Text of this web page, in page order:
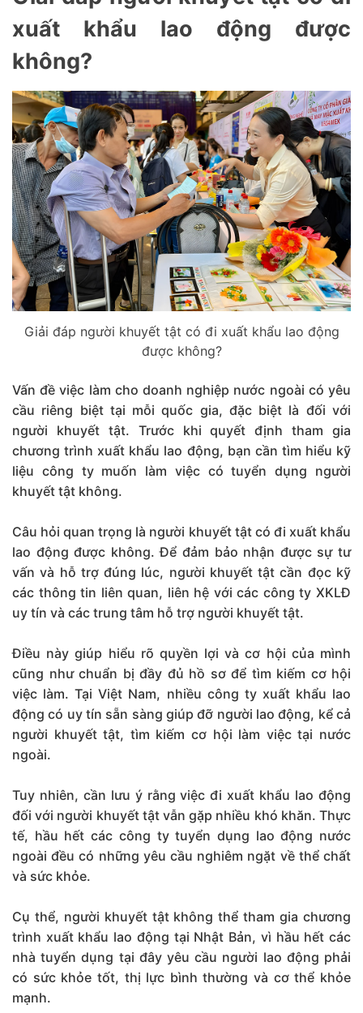
xuất khẩu lao động được
không?
Giải đáp người khuyết tật có đi xuất khẩu lao động
được không?
Vấn đề việc làm cho doanh nghiệp nước ngoài có yêu
cầu riêng biệt tại mỗi quốc gia, đặc biệt là đối với
người khuyết tật. Trước khi quyết định tham gia
chương trình xuất khẩu lao động, bạn cần tìm hiểu kỹ
liệu công ty muốn làm việc có tuyển dụng người
khuyết tật không.
Câu hỏi quan trọng là người khuyết tật có đi xuất khẩu
lao động được không. Để đảm bảo nhận được sự tư
vấn và hỗ trợ đúng lúc, người khuyết tật cần đọc kỹ
các thông tin liên quan, liên hệ với các công ty XKLĐ
uy tín và các trung tâm hỗ trợ người khuyết tật.
Điều này giúp hiểu rõ quyền lợi và cơ hội của mình
cũng như chuẩn bị đầy đủ hồ sơ để tìm kiếm cơ hội
việc làm. Tại Việt Nam, nhiều công ty xuất khẩu lao
động có uy tín sẵn sàng giúp đỡ người lao động, kể cả
người khuyết tật, tìm kiếm cơ hội làm việc tại nước
ngoài.
Tuy nhiên, cần lưu ý rằng việc đi xuất khẩu lao động
đối với người khuyết tật vẫn gặp nhiều khó khăn. Thực
tế, hầu hết các công ty tuyển dụng lao động nước
ngoài đều có những yêu cầu nghiêm ngặt về thể chất
và sức khỏe.
Cụ thể, người khuyết tật không thể tham gia chương
trình xuất khẩu lao động tại Nhật Bản, vì hầu hết các
nhà tuyển dụng tại đây yêu cầu người lao động phải
có sức khỏe tốt, thị lực bình thường và cơ thể khỏe
mạnh.